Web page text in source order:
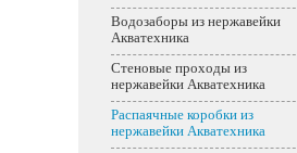
Водозаборы из нержавейки
Акватехника
Стеновые проходы из
нержавейки Акватехника
Распаячные коробки из
нержавейки Акватехника